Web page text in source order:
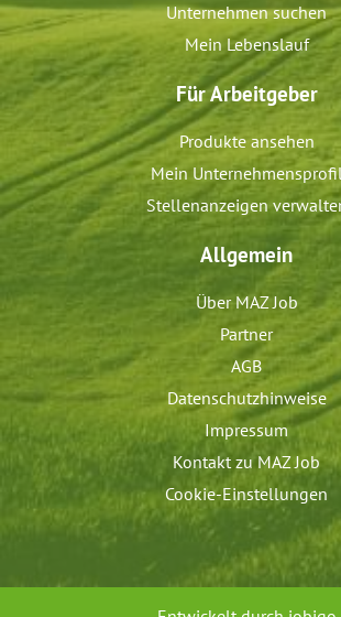
Unternehmen suchen
Mein Lebenslauf
Für Arbeitgeber
Produkte ansehen
Mein
Stellenanzeigen
Allgemein
Über MAZ Job
Partner
AGB
Datenschutzhinweise
Impressum
Kontakt zu MAZ Job
Cookie-Einstellungen